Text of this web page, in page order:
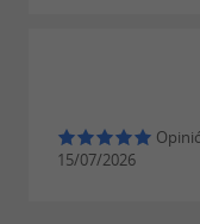
15/07/2026